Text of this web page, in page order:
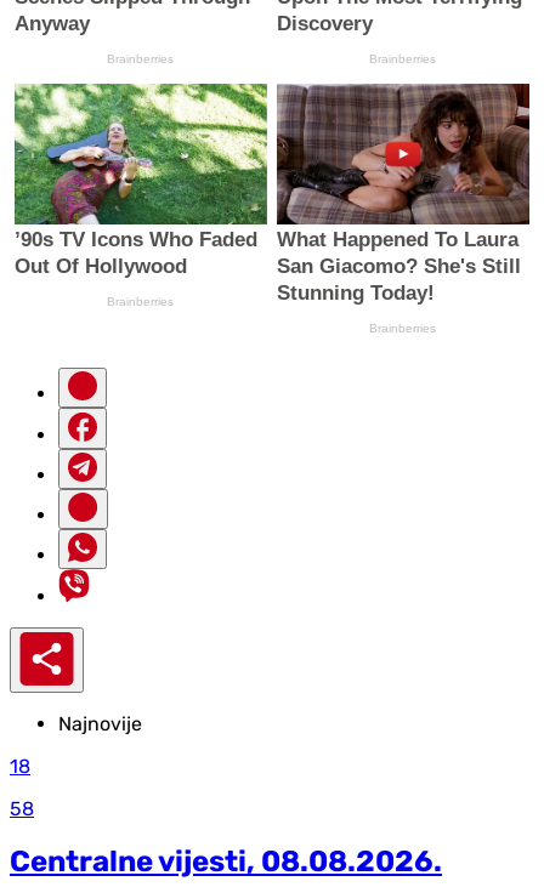
Najnovije
18
58
Centralne vijesti, 08.08.2026.